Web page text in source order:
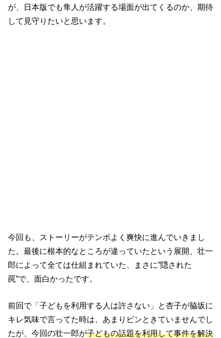
が、日本版でも隼人が活躍する場面が出てくるのか、期待
して見守りたいと思います。
今回も、ストーリーがテンポよく爽快に進んでいきまし
た。最後に根本的なところが違っていたという展開、壮一
郎によって全ては仕組まれていた、まさに”隠された
罠”で、面白かったです。
前回で「子どもを利用する人は許さない」と杏子が脇坂に
キレ気味で言ってた時は、あまりピンときていませんでし
たが、今回の壮一郎が子どもの話題を利用して事件を解決